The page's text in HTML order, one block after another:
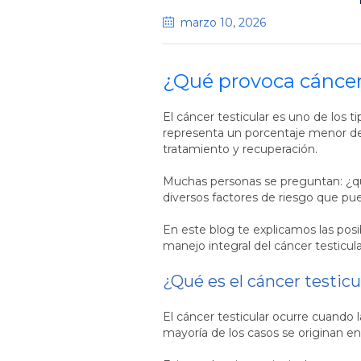
marzo 10, 2026
¿Qué provoca
El cáncer testicular es uno de los
representa un porcentaje menor
tratamiento y recuperación.
Muchas personas se preguntan:
diversos factores de riesgo que
En este blog te explicamos las
manejo integral del cáncer
¿Qué es el cáncer
El cáncer testicular ocurre
mayoría de los casos se originan